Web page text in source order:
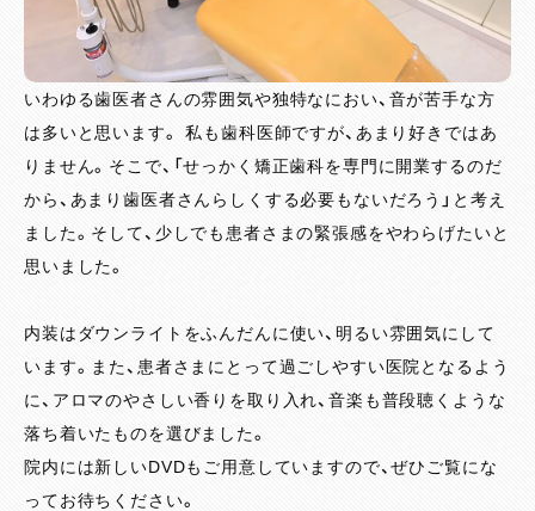
いわゆる歯医者さんの雰囲気や独特なにおい、音が苦手な方
は多いと思います。 私も歯科医師ですが、あまり好きではあ
りません。そこで、「せっかく矯正歯科を専門に開業するのだ
から、あまり歯医者さんらしくする必要もないだろう」と考え
ました。そして、少しでも患者さまの緊張感をやわらげたいと
思いました。
内装はダウンライトをふんだんに使い、明るい雰囲気にして
います。また、患者さまにとって過ごしやすい医院となるよう
に、アロマのやさしい香りを取り入れ、音楽も普段聴くような
落ち着いたものを選びました。
院内には新しいDVDもご用意していますので、ぜひご覧にな
ってお待ちください。